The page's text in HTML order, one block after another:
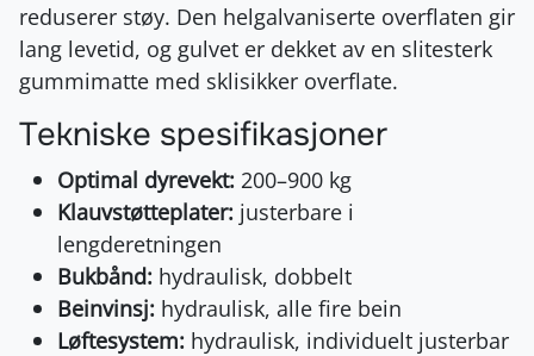
reduserer støy. Den helgalvaniserte overflaten gir
lang levetid, og gulvet er dekket av en slitesterk
gummimatte med sklisikker overflate.
Tekniske spesifikasjoner
Optimal dyrevekt: 200–900 kg
Klauvstøtteplater: justerbare i
lengderetningen
Bukbånd: hydraulisk, dobbelt
Beinvinsj: hydraulisk, alle fire bein
Løftesystem: hydraulisk, individuelt justerbar